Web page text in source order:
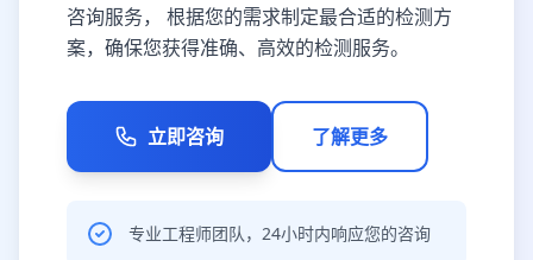
咨询服务， 根据您的需求制定最合适的检测方
案，确保您获得准确、高效的检测服务。
立即咨询 了解更多
专业工程师团队，24小时内响应您的咨询